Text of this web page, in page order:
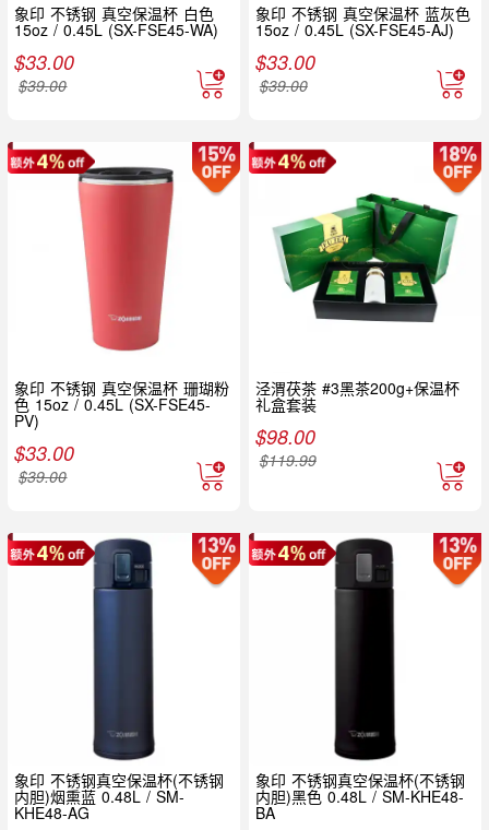
象印 不锈钢 真空保温杯 白色
15oz / 0.45L (SX-FSE45-WA)
$33.00
$39.00
象印 不锈钢 真空保温杯 蓝灰色
15oz / 0.45L (SX-FSE45-AJ)
$33.00
$39.00
象印 不锈钢 真空保温杯 珊瑚粉
色 15oz / 0.45L (SX-FSE45-
PV)
$33.00
$39.00
泾渭茯茶 #3黑茶200g+保温杯
礼盒套装
$98.00
$119.99
象印 不锈钢真空保温杯(不锈钢
内胆)烟熏蓝 0.48L / SM-
KHE48-AG
象印 不锈钢真空保温杯(不锈钢
内胆)黑色 0.48L / SM-KHE48-
BA